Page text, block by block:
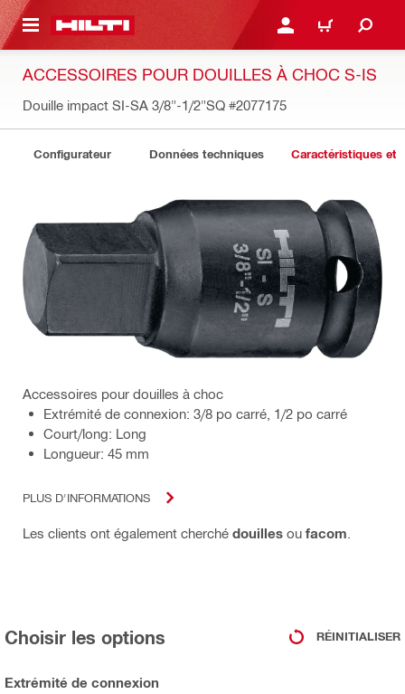
CONTENT CONNEXION OU
PANIER
ACCESSOIRES POUR DOUILLES À CHOC S-IS
Douille impact SI-SA 3/8"-1/2"SQ #2077175
Configurateur Données techniques Caractéristiques et
Accessoires pour douilles à choc
Extrémité de connexion: 3/8 po carré, 1/2 po carré
Court/long: Long
Longueur: 45 mm
PLUS D'INFORMATIONS
Les clients ont également cherché douilles ou facom
Choisir les options RÉINITIALISER
Extrémité de connexion